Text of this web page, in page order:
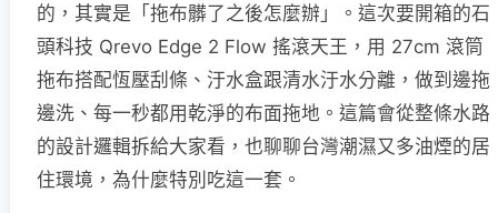
的，其實是「拖布髒了之後怎麼辦」。這次要開箱的石
頭科技 Qrevo Edge 2 Flow 搖滾天王，用 27cm 滾筒
拖布搭配恆壓刮條、汙水盒跟清水汙水分離，做到邊拖
邊洗、每一秒都用乾淨的布面拖地。這篇會從整條水路
的設計邏輯拆給大家看，也聊聊台灣潮濕又多油煙的居
住環境，為什麼特別吃這一套。